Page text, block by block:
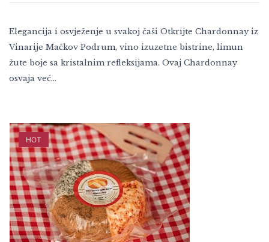
Elegancija i osvježenje u svakoj čaši Otkrijte Chardonnay iz
Vinarije Mačkov Podrum, vino izuzetne bistrine, limun
žute boje sa kristalnim refleksijama. Ovaj Chardonnay
osvaja već…
HOT